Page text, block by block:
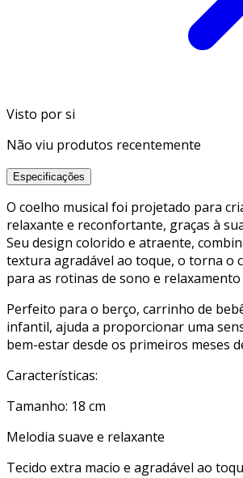
Visto por si
Não viu produtos recentemente
Especificações
O coelho musical foi projetado para
relaxante e reconfortante, graças à
Seu design colorido e atraente,
textura agradável ao toque, o torna o
para as rotinas de sono e relaxamento
Perfeito para o berço, carrinho de
infantil, ajuda a proporcionar uma
bem-estar desde os primeiros meses
Características:
Tamanho: 18 cm
Melodia suave e relaxante
Tecido extra macio e agradável ao